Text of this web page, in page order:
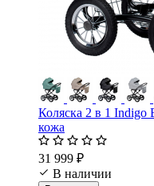
Коляска 2 в 1
кожа
31 999 ₽
В наличии